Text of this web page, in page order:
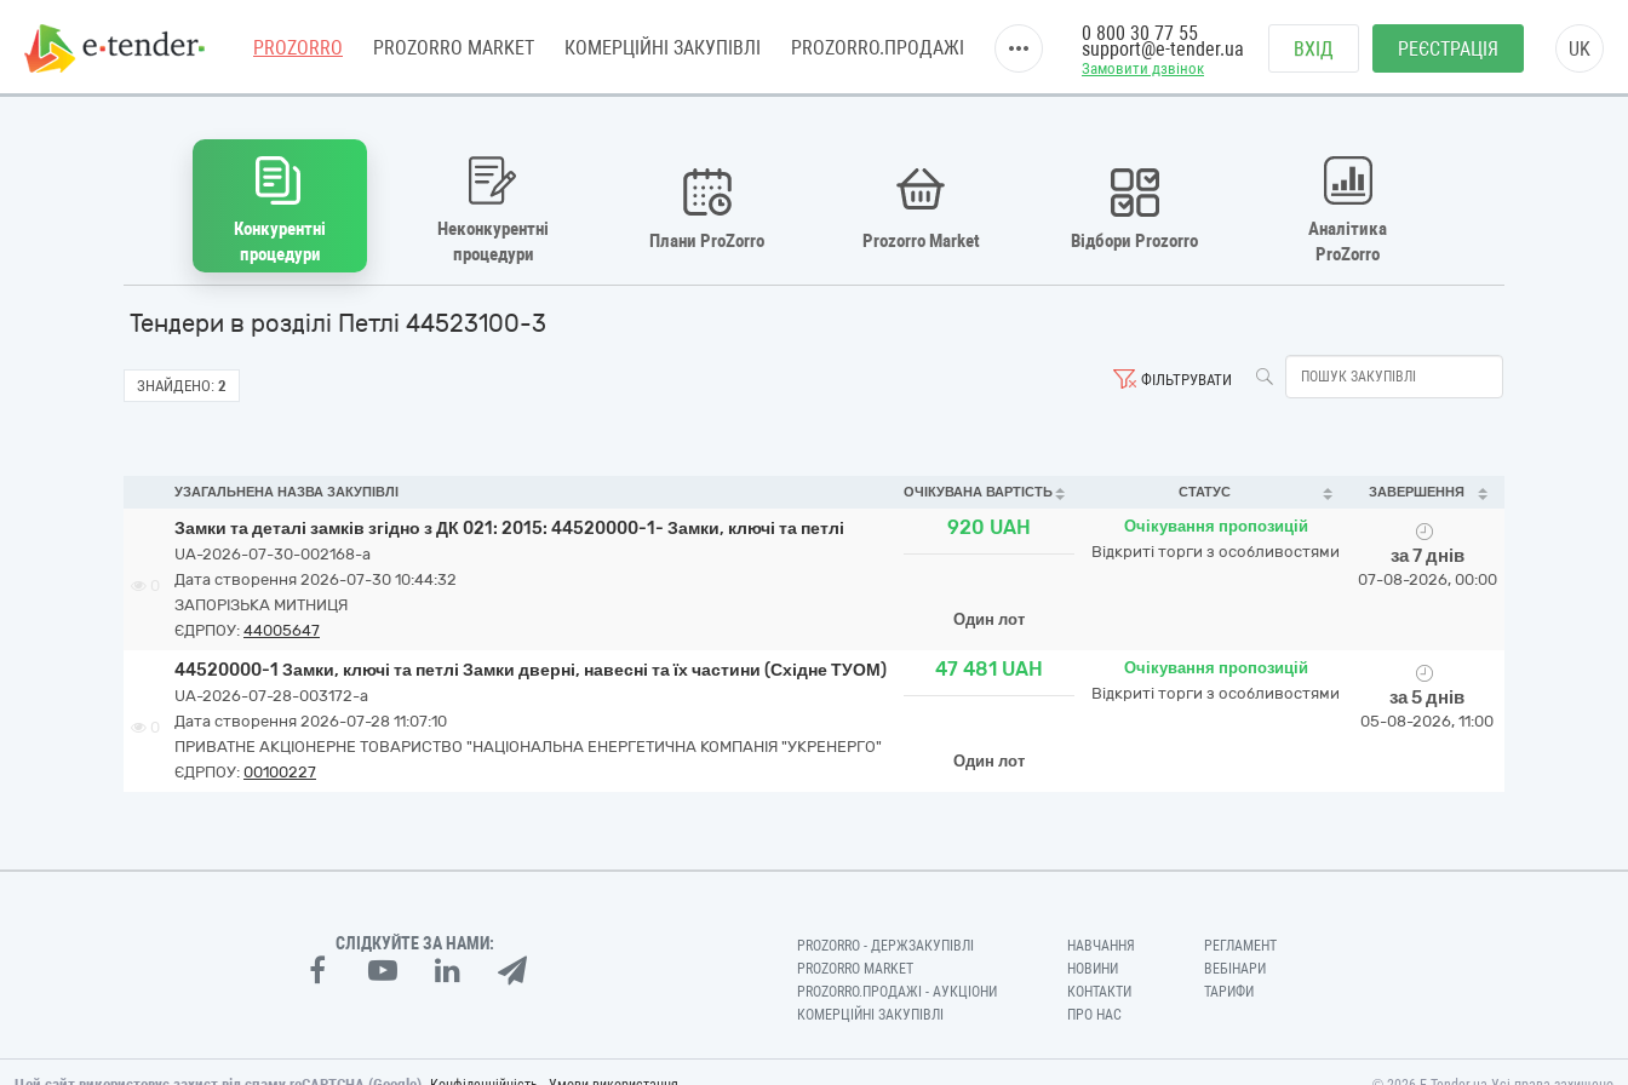
PROZORRO PROZORRO MARKET КОМЕРЦІЙНІ ЗАКУПІВЛІ PROZORRO.ПРОДАЖІ
Замовити дзвінок
0 800 30 77 55
support@e-tender.ua ВХІД РЕЄСТРАЦІЯ UK
Конкурентні
процедури
Неконкурентні
процедури
Плани ProZorro Prozorro Market Відбори Prozorro
Аналітика
ProZorro
Тендери в розділі Петлі 44523100-3
ФІЛЬТРУВАТИ
ЗНАЙДЕНО: 2
УЗАГАЛЬНЕНА НАЗВА ЗАКУПІВЛІ ОЧІКУВАНА ВАРТІСТЬ СТАТУС ЗАВЕРШЕННЯ
Замки та деталі замків згідно з ДК 021: 2015: 44520000-1- Замки, ключі та петлі
UA-2026-07-30-002168-a
Дата створення 2026-07-30 10:44:32
ЗАПОРІЗЬКА МИТНИЦЯ
ЄДРПОУ: 44005647
920 UAH
Один лот
Очікування пропозицій
Відкриті торги з особливостями
за 7 днів
07-08-2026, 00:00
0
44520000-1 Замки, ключі та петлі Замки дверні, навесні та їх частини (Східне ТУОМ)
UA-2026-07-28-003172-a
Дата створення 2026-07-28 11:07:10
ПРИВАТНЕ АКЦІОНЕРНЕ ТОВАРИСТВО "НАЦІОНАЛЬНА ЕНЕРГЕТИЧНА КОМПАНІЯ "УКРЕНЕРГО"
ЄДРПОУ: 00100227
47 481 UAH
Один лот
Очікування пропозицій
Відкриті торги з особливостями
за 5 днів
05-08-2026, 11:00
СЛІДКУЙТЕ ЗА НАМИ:
PROZORRO - ДЕРЖЗАКУПІВЛІ
PROZORRO MARKET
PROZORRO.ПРОДАЖІ - АУКЦІОНИ
КОМЕРЦІЙНІ ЗАКУПІВЛІ
НАВЧАННЯ
НОВИНИ
КОНТАКТИ
ПРО НАС
РЕГЛАМЕНТ
ВЕБІНАРИ
ТАРИФИ